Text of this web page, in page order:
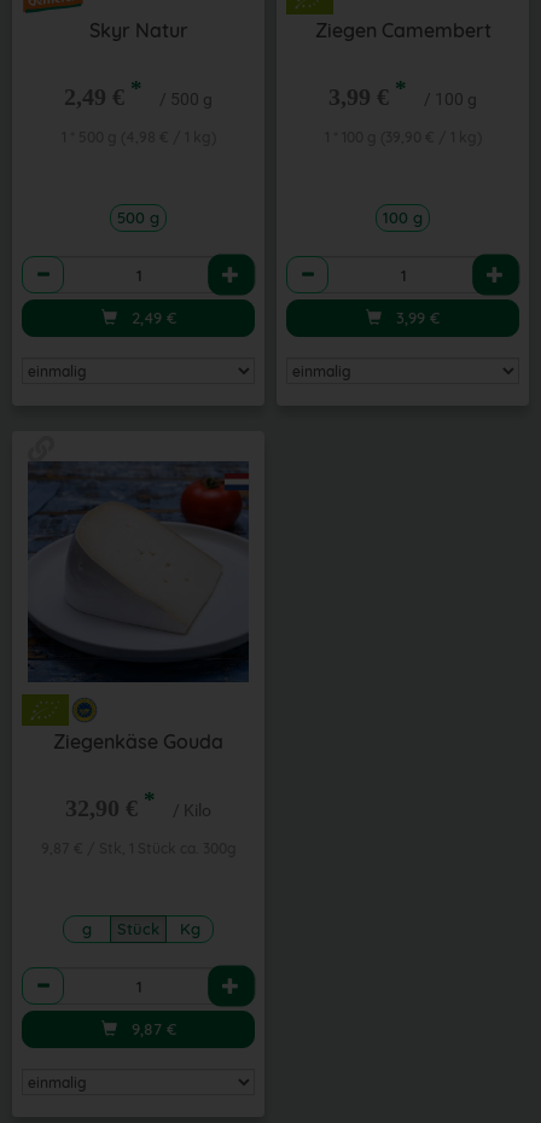
Skyr Natur
2,49 € * / 500 g
500 g
Anzahl
2,49 €
Ziegen Camembert
3,99 € * / 100 g
100 g
Anzahl
3,99 €
Ziegenkäse Gouda
32,90 € * / Kilo
g Stück Kg
Anzahl
9,87 €